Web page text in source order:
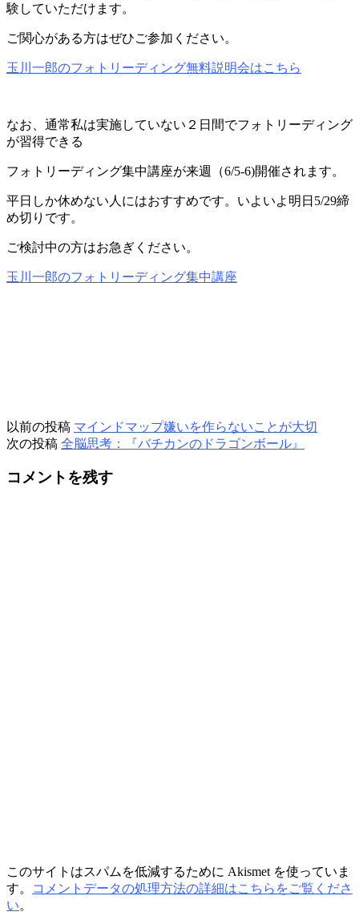
験していただけます。
ご関心がある方はぜひご参加ください。
玉川一郎のフォトリーディング無料説明会はこちら
なお、通常私は実施していない２日間でフォトリーディング
が習得できる
フォトリーディング集中講座が来週（6/5-6)開催されます。
平日しか休めない人にはおすすめです。いよいよ明日5/29締
め切りです。
ご検討中の方はお急ぎください。
玉川一郎のフォトリーディング集中講座
以前の投稿 マインドマップ嫌いを作らないことが大切
次の投稿 全脳思考：『バチカンのドラゴンボール』
コメントを残す
このサイトはスパムを低減するために Akismet を使っていま
す。
コメントデータの処理方法の詳細はこちらをご覧くださ
い。